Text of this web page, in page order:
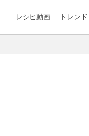
レシピ動画 トレンド